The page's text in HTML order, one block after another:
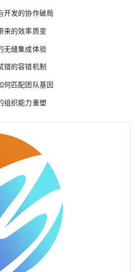
开发的协作破局
来的效率质变
无缝集成体验
错的容错机制
何匹配团队基因
组织能力重塑